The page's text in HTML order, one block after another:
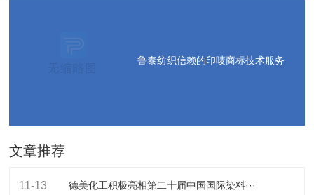
鲁泰纺织信赖的印唛商标技术服务
文章推荐
11-13 德美化工积极亮相第二十届中国国际染料···